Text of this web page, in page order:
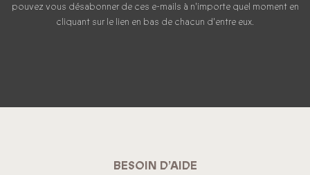
pouvez vous désabonner de ces e-mails à n'importe quel moment en
cliquant sur le lien en bas de chacun d'entre eux.
BESOIN D’AIDE